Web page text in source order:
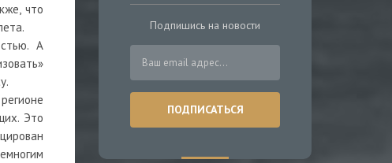
что
А
Это
Подпишись на новости